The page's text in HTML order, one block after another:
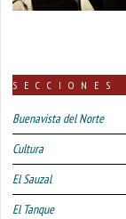
SECCIONES
Buenavista del Norte
Cultura
El Sauzal
El Tanque